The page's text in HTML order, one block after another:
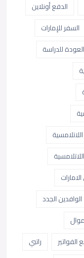
الدفع أونلاين
السفر للإمارات
العودة للدراسة
الوافدين الجدد
الفواتير
راتبي